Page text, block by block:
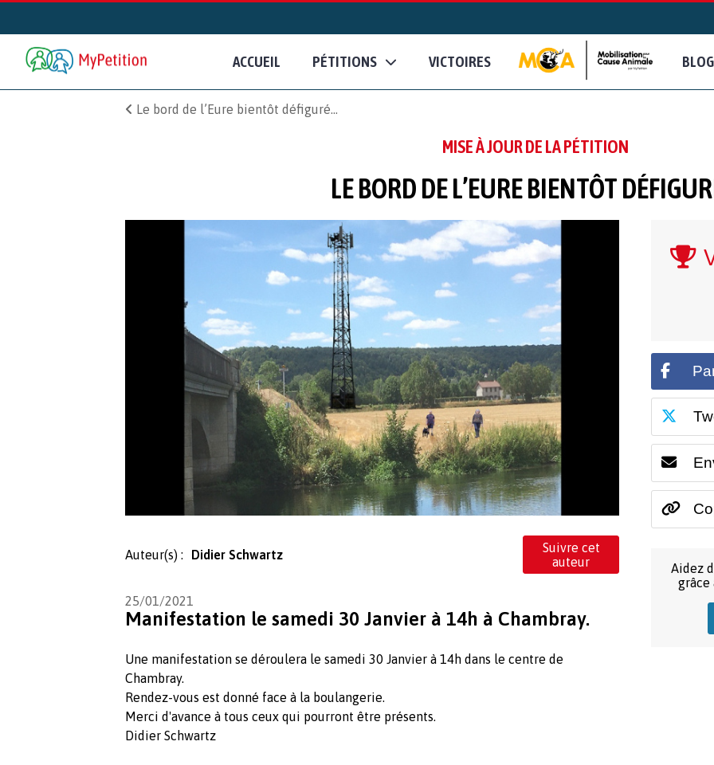
ACCUEIL PÉTITIONS VICTOIRES BLOG
Le bord de l’Eure bientôt défiguré…
MISE À JOUR DE LA PÉTITION
LE BORD DE L’EURE BIENTÔT
Auteur(s) : Didier Schwartz
Suivre cet
auteur
25/01/2021
Manifestation le samedi 30 Janvier à 14h à Chambray.
Une manifestation se déroulera le samedi 30 Janvier à 14h dans le centre de
Chambray.
Rendez-vous est donné face à la boulangerie.
Merci d'avance à tous ceux qui pourront être présents.
Didier Schwartz
Aidez
grâce